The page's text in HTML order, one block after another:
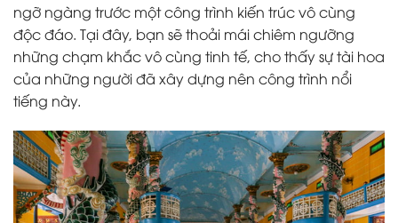
ngỡ ngàng trước một công trình kiến trúc vô cùng
độc đáo. Tại đây, bạn sẽ thoải mái chiêm ngưỡng
những chạm khắc vô cùng tinh tế, cho thấy sự tài hoa
của những người đã xây dựng nên công trình nổi
tiếng này.